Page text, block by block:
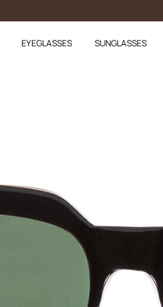
EYEGLASSES SUNGLASSES